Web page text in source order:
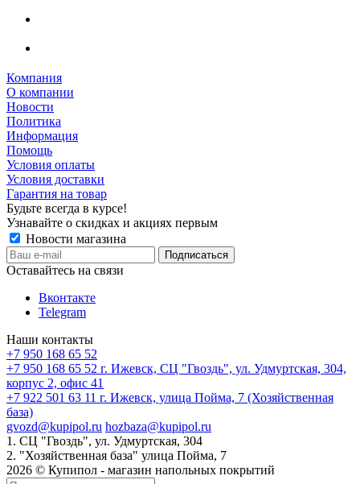
Компания
О компании
Новости
Политика
Информация
Помощь
Условия оплаты
Условия доставки
Гарантия на товар
Будьте всегда в курсе!
Узнавайте о скидках и акциях первым
Новости магазина
Оставайтесь на связи
Вконтакте
Telegram
Наши контакты
+7 950 168 65 52
+7 950 168 65 52 г. Ижевск, СЦ "Гвоздь", ул. Удмуртская, 304,
корпус 2, офис 41
+7 922 501 63 11 г. Ижевск, улица Пойма, 7 (Хозяйственная
база)
gvozd@kupipol.ru hozbaza@kupipol.ru
1. СЦ "Гвоздь", ул. Удмуртская, 304
2. "Хозяйственная база" улица Пойма, 7
2026 © Купипол - магазин напольных покрытий